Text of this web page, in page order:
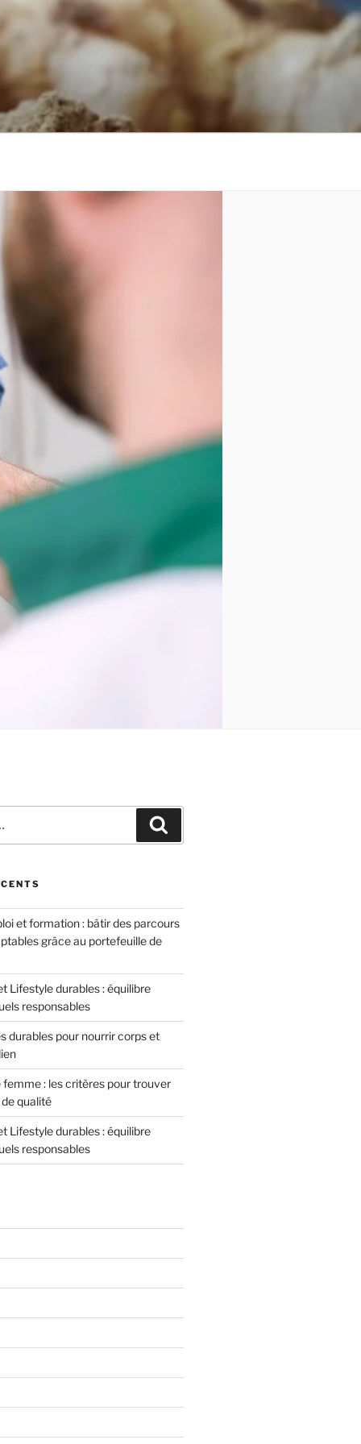
et formation : bâtir des parcours
grâce au portefeuille de
Lifestyle durables : équilibre
responsables
durables pour nourrir corps et
: les critères pour trouver
qualité
Lifestyle durables : équilibre
responsables